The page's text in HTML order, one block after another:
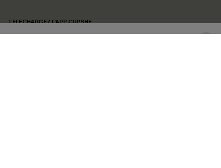
TÉLÉCHARGEZ L’APP CUPSHE